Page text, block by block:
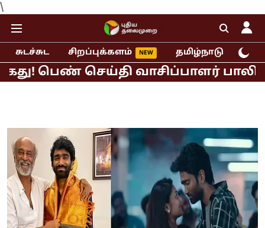
\
சுடச்சுட சிறப்புக்களம் தமிழ்நாடு
பெண் செய்தி வாசிப்பாளர் பாலியல்